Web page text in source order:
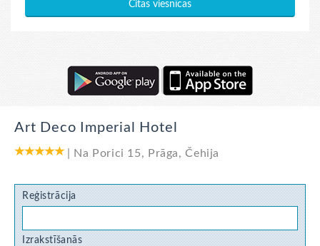
Citas viesnīcas
Art Deco Imperial Hotel
Na Porici 15, Prāga,Čehija
Reģistrācija
Izrakstīšanās